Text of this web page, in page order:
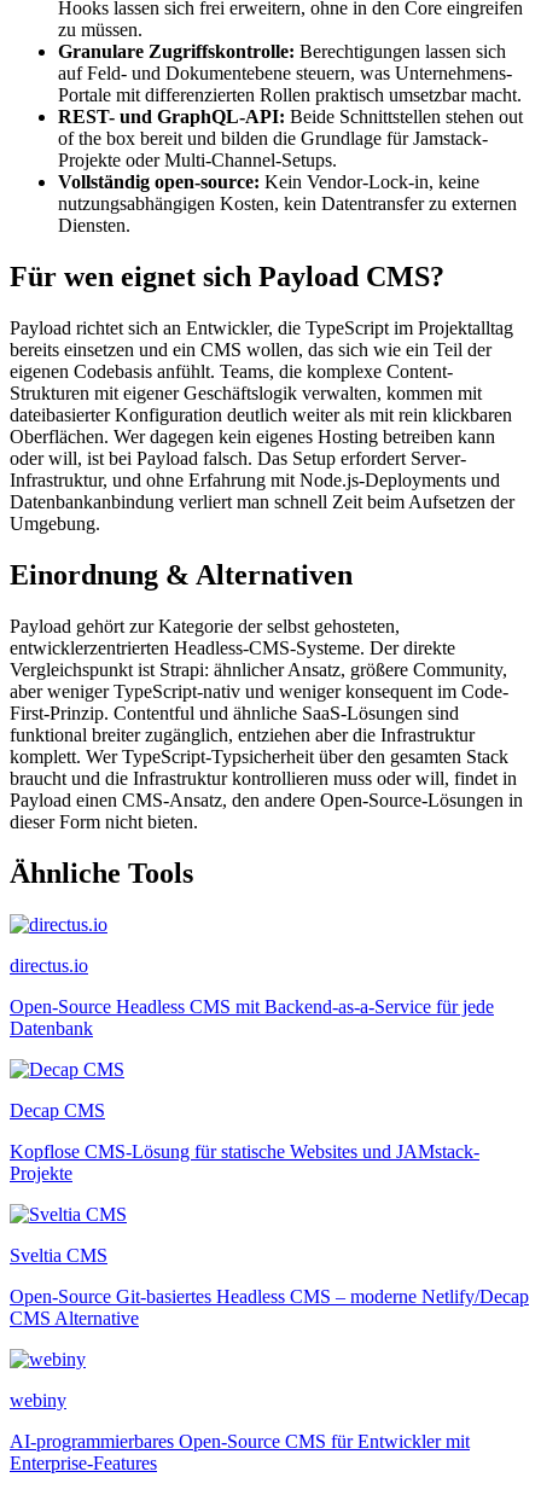
Hooks lassen sich frei erweitern, ohne in den Core eingreifen
zu müssen.
Granulare Zugriffskontrolle: Berechtigungen lassen sich
auf Feld- und Dokumentebene steuern, was Unternehmens-
Portale mit differenzierten Rollen praktisch umsetzbar macht.
REST- und GraphQL-API: Beide Schnittstellen stehen out
of the box bereit und bilden die Grundlage für Jamstack-
Projekte oder Multi-Channel-Setups.
Vollständig open-source: Kein Vendor-Lock-in, keine
nutzungsabhängigen Kosten, kein Datentransfer zu externen
Diensten.
Für wen eignet sich Payload CMS?
Payload richtet sich an Entwickler, die TypeScript im Projektalltag
bereits einsetzen und ein CMS wollen, das sich wie ein Teil der
eigenen Codebasis anfühlt. Teams, die komplexe Content-
Strukturen mit eigener Geschäftslogik verwalten, kommen mit
dateibasierter Konfiguration deutlich weiter als mit rein klickbaren
Oberflächen. Wer dagegen kein eigenes Hosting betreiben kann
oder will, ist bei Payload falsch. Das Setup erfordert Server-
Infrastruktur, und ohne Erfahrung mit Node.js-Deployments und
Datenbankanbindung verliert man schnell Zeit beim Aufsetzen der
Umgebung.
Einordnung & Alternativen
Payload gehört zur Kategorie der selbst gehosteten,
entwicklerzentrierten Headless-CMS-Systeme. Der direkte
Vergleichspunkt ist Strapi: ähnlicher Ansatz, größere Community,
aber weniger TypeScript-nativ und weniger konsequent im Code-
First-Prinzip. Contentful und ähnliche SaaS-Lösungen sind
funktional breiter zugänglich, entziehen aber die Infrastruktur
komplett. Wer TypeScript-Typsicherheit über den gesamten Stack
braucht und die Infrastruktur kontrollieren muss oder will, findet in
Payload einen CMS-Ansatz, den andere Open-Source-Lösungen in
dieser Form nicht bieten.
Ähnliche Tools
directus.io
Open-Source Headless CMS mit Backend-as-a-Service für jede
Datenbank
Decap CMS
Kopflose CMS-Lösung für statische Websites und JAMstack-
Projekte
Sveltia CMS
Open-Source Git-basiertes Headless CMS – moderne Netlify/Decap
CMS Alternative
webiny
AI-programmierbares Open-Source CMS für Entwickler mit
Enterprise-Features